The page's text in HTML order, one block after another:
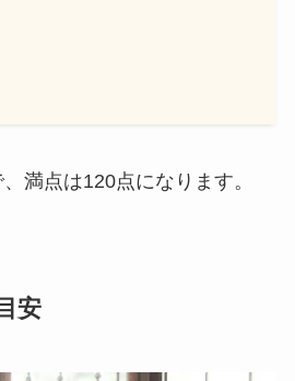
満点は120点になります。
安